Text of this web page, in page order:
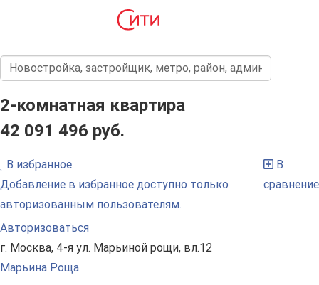
2-комнатная квартира
42 091 496 руб.
В избранное
Добавление в избранное доступно только
авторизованным пользователям.
Авторизоваться
В
сравнение
г. Москва, 4-я ул. Марьиной рощи, вл.12
Марьина Роща